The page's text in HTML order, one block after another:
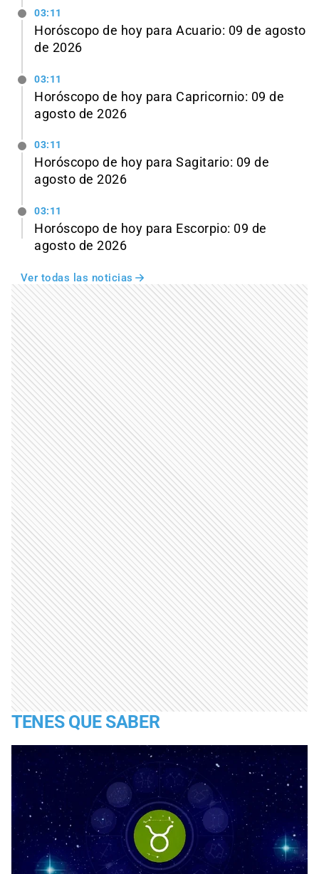
03:11
Horóscopo de hoy para Acuario: 09 de agosto
de 2026
03:11
Horóscopo de hoy para Capricornio: 09 de
agosto de 2026
03:11
Horóscopo de hoy para Sagitario: 09 de
agosto de 2026
03:11
Horóscopo de hoy para Escorpio: 09 de
agosto de 2026
Ver todas las noticias
TENES QUE SABER